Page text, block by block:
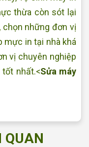
thừa còn sót lại
những đơn vị
mực in tại nhà khá
vị chuyên nghiệp
nhất.<Sửa máy
QUAN